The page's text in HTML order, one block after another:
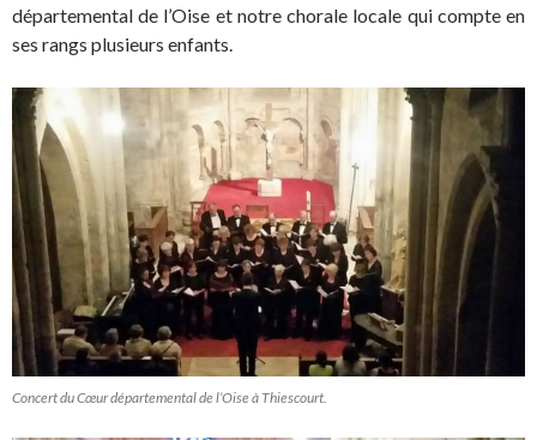
départemental de l’Oise et notre chorale locale qui compte en
ses rangs plusieurs enfants.
Concert du Cœur départemental de l’Oise à Thiescourt.